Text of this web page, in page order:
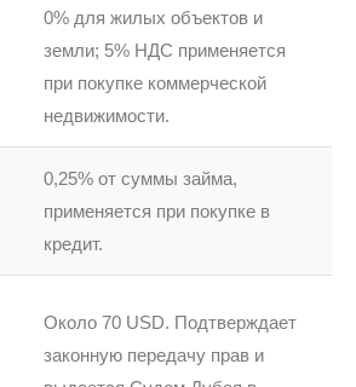
0% для жилых объектов и
земли; 5% НДС применяется
при покупке коммерческой
недвижимости.
0,25% от суммы займа,
применяется при покупке в
кредит.
Около 70 USD. Подтверждает
законную передачу прав и